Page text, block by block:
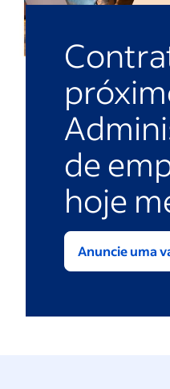
de
hoje
Anuncie uma